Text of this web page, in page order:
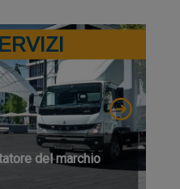
del marchio